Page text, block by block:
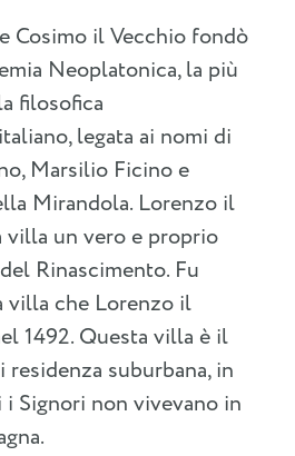
Cosimo il Vecchio fondò
Neoplatonica, la più
filosofica
legata ai nomi di
Marsilio Ficino e
Mirandola. Lorenzo il
villa un vero e proprio
Rinascimento. Fu
villa che Lorenzo il
1492. Questa villa è il
suburbana, in
Signori non vivevano in